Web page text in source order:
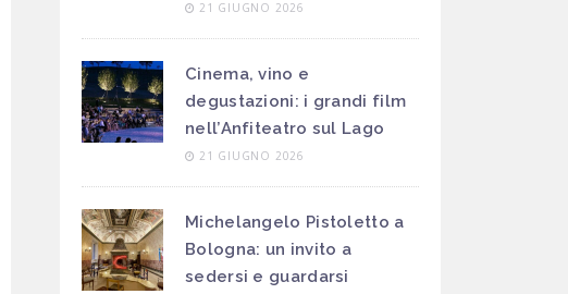
21 GIUGNO 2026
Cinema, vino e
degustazioni: i grandi film
nell’Anfiteatro sul Lago
21 GIUGNO 2026
Michelangelo Pistoletto a
Bologna: un invito a
sedersi e guardarsi